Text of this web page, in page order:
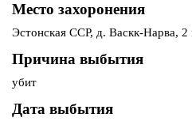
Место захоронения
Эстонская ССР, д. Васкк-Нарва, 2
Причина выбытия
убит
Дата выбытия